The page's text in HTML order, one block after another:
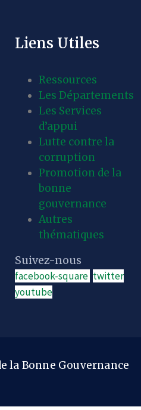
Liens Utiles
Ressources
Les Départements
Les Services
d’appui
Lutte contre la
corruption
Promotion de la
bonne
gouvernance
Autres
thématiques
Suivez-nous
facebook-square twitter
youtube
la Bonne Gouvernance